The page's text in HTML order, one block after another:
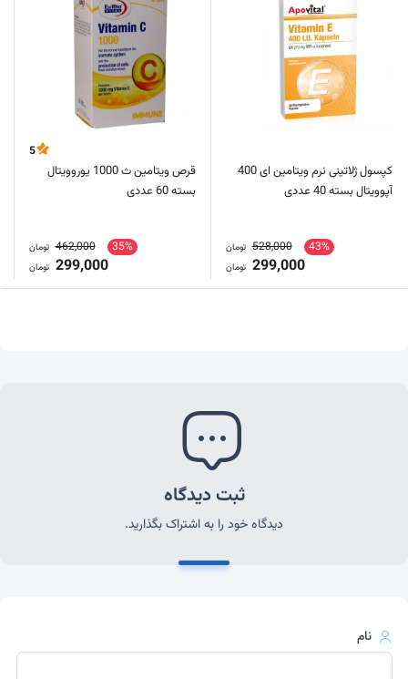
کپسول ژلاتینی نرم ویتامین ای 400
آپوویتال بسته 40 عددی
43%
528,000 تومان
299,000 تومان
5
قرص ویتامین ث 1000 یوروویتال
بسته 60 عددی
35%
462,000 تومان
299,000 تومان
ثبت دیدگاه
دیدگاه خود را به اشتراک بگذارید.
نام